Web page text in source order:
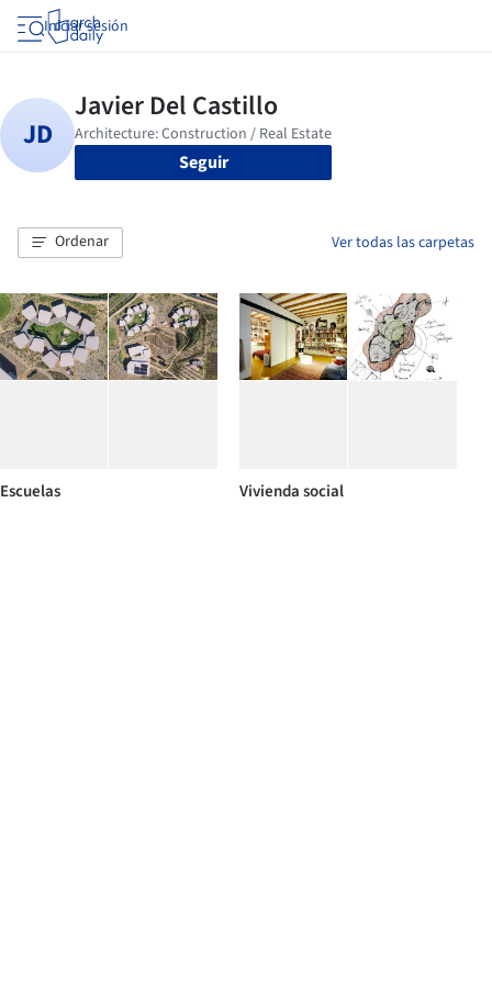
Iniciar sesión
Seguir
Ordenar Ver todas las carpetas
Escuelas Vivienda social